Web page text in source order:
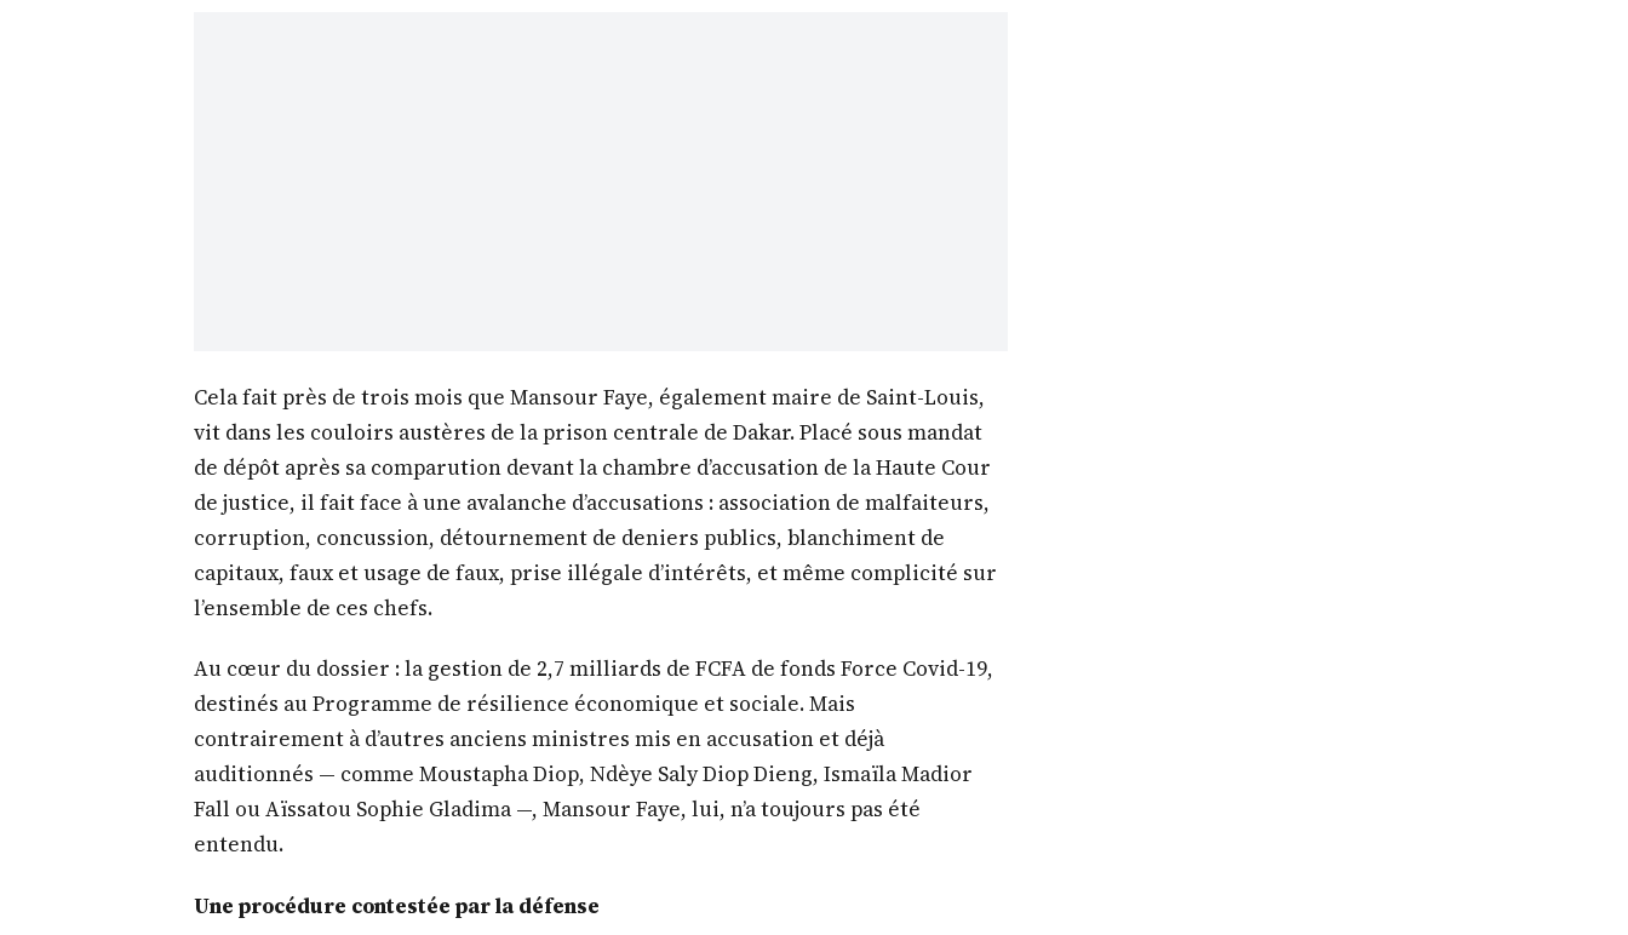
Cela fait près de trois mois que Mansour Faye, également maire de Saint-Louis,
vit dans les couloirs austères de la prison centrale de Dakar. Placé sous mandat
de dépôt après sa comparution devant la chambre d’accusation de la Haute Cour
de justice, il fait face à une avalanche d’accusations : association de malfaiteurs,
corruption, concussion, détournement de deniers publics, blanchiment de
capitaux, faux et usage de faux, prise illégale d’intérêts, et même complicité sur
l’ensemble de ces chefs.
Au cœur du dossier : la gestion de 2,7 milliards de FCFA de fonds Force Covid-19,
destinés au Programme de résilience économique et sociale. Mais
contrairement à d’autres anciens ministres mis en accusation et déjà
auditionnés — comme Moustapha Diop, Ndèye Saly Diop Dieng, Ismaïla Madior
Fall ou Aïssatou Sophie Gladima —, Mansour Faye, lui, n’a toujours pas été
entendu.
Une procédure contestée par la défense